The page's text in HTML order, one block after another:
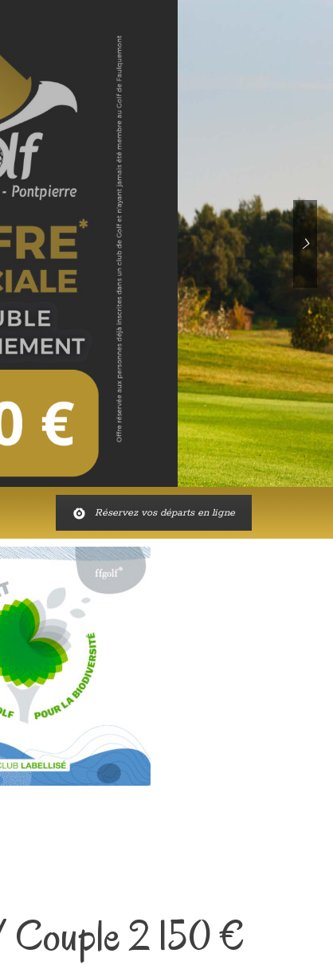
Réservez vos départs en ligne
Couple 2 150 €